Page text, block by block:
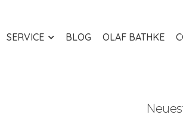
SERVICE BLOG OLAF BATHKE